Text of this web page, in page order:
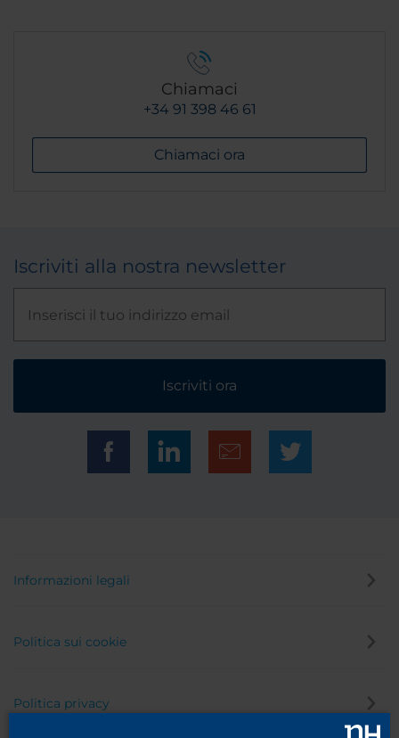
Chiamaci
+34 91 398 46 61
Chiamaci ora
Iscriviti alla nostra newsletter
Iscriviti ora
Informazioni legali
Politica sui cookie
Politica privacy